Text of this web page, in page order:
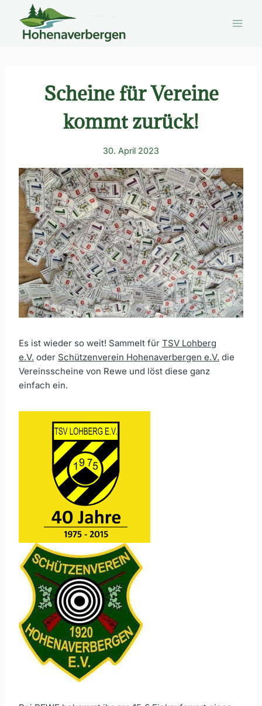
Inhalt
springen
Scheine für Vereine
kommt zurück!
30. April 2023
Es ist wieder so weit! Sammelt für TSV Lohberg
e.V. oder Schützenverein Hohenaverbergen e.V. die
Vereinsscheine von Rewe und löst diese ganz
einfach ein.